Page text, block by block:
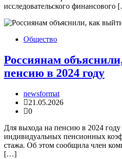
исследовательского финансового
Общество
Россиянам
пенсию в 2024 году
newsformat
21.05.2026
0
Для выхода на пенсию в 2024
индивидуальных пенсионных
стажа. Об этом сообщила член
[…]